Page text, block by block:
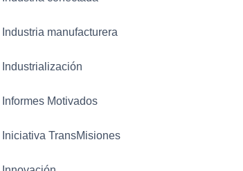
Industria manufacturera
Industrialización
Informes Motivados
Iniciativa TransMisiones